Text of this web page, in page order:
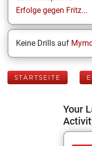
Erfolge gegen Fritz...
Keine Drills auf
STARTSEITE
Your